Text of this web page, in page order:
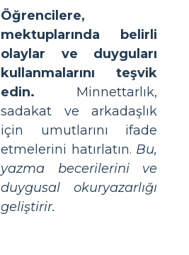
Öğrencilere,
mektuplarında belirli
olaylar ve duyguları
kullanmalarını teşvik
edin. Minnettarlık,
sadakat ve arkadaşlık
için umutlarını ifade
etmelerini hatırlatın. Bu,
yazma becerilerini ve
duygusal okuryazarlığı
geliştirir.